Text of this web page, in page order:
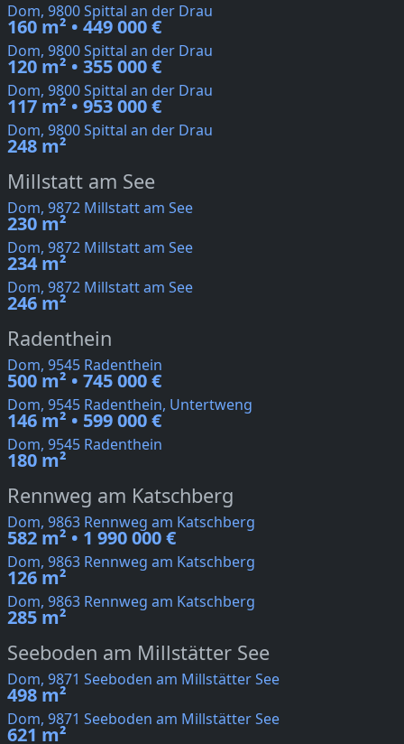
Dom, 9800 Spittal an der Drau
160 m² • 449 000 €
Dom, 9800 Spittal an der Drau
120 m² • 355 000 €
Dom, 9800 Spittal an der Drau
117 m² • 953 000 €
Dom, 9800 Spittal an der Drau
248 m²
Millstatt am See
Dom, 9872 Millstatt am See
230 m²
Dom, 9872 Millstatt am See
234 m²
Dom, 9872 Millstatt am See
246 m²
Radenthein
Dom, 9545 Radenthein
500 m² • 745 000 €
Dom, 9545 Radenthein, Untertweng
146 m² • 599 000 €
Dom, 9545 Radenthein
180 m²
Rennweg am Katschberg
Dom, 9863 Rennweg am Katschberg
582 m² • 1 990 000 €
Dom, 9863 Rennweg am Katschberg
126 m²
Dom, 9863 Rennweg am Katschberg
285 m²
Seeboden am Millstätter See
Dom, 9871 Seeboden am Millstätter See
498 m²
Dom, 9871 Seeboden am Millstätter See
621 m²